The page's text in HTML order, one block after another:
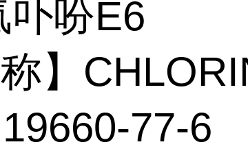
卟吩E6
称】
19660-77-6